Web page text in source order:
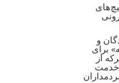
و واپیچ‌های
و
برای
از
خدمت